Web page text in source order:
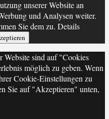
unserer Website an
und Analysen weiter.
Sie dem zu. Details
Website sind auf "Cookies
möglich zu geben. Wenn
Cookie-Einstellungen zu
Sie auf "Akzeptieren" unten,